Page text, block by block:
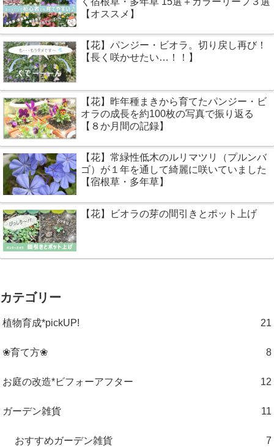
【オススメ】
【花】パンジー・ビオラ。切り戻し再び！
【長く咲かせたい…！！】
【花】昨年種まきから育てたパンジー・ビ
オラの成長を約100枚の写真で振り返る
【８か月間の記録】
【花】常緑性低木のルリマツリ（プルンバ
ゴ）が１年を通して綺麗に咲いていました
【宿根草・多年草】
【花】ビオラの芽の間引きとポット上げ
カテゴリー
植物育成*pickUP! 21
❀育て方❀ 8
お庭の改造*ビフォーアフター 12
ガーデン雑貨 11
おすすめガーデン雑貨 7